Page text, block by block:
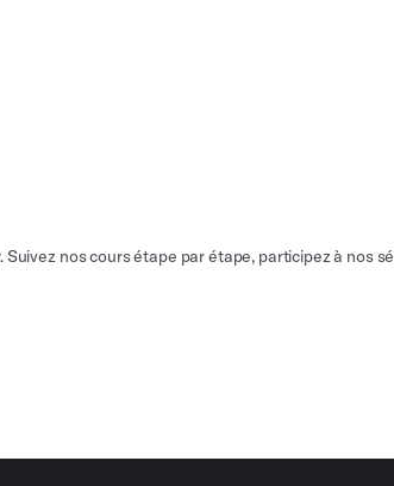
nos cours étape par étape, participez à nos